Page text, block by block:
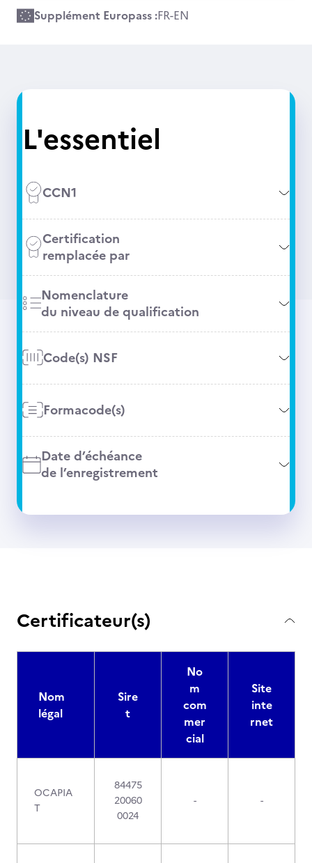
Supplément Europass :FR-EN
L'essentiel
CCN1
Certification
remplacée par
Nomenclature
du niveau de qualification
Code(s) NSF
Formacode(s)
Date d’échéance
de l’enregistrement
Certificateur(s)
Nom
légal
Sire
t
No
m
com
mer
cial
Site
inte
rnet
OCAPIA
T
84475
20060
0024
- -